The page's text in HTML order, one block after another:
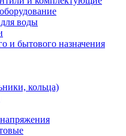
воды
и бытового назначения
кольца)